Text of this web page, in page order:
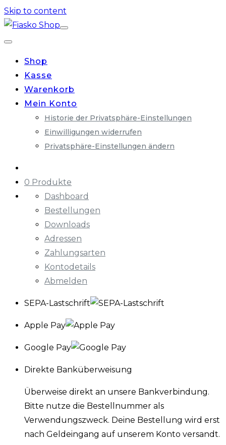
Skip to content
Shop
Kasse
Warenkorb
Mein Konto
Historie der Privatsphäre-Einstellungen
Einwilligungen widerrufen
Privatsphäre-Einstellungen ändern
0 Produkte
Dashboard
Bestellungen
Downloads
Adressen
Zahlungsarten
Kontodetails
Abmelden
SEPA-Lastschrift
Apple Pay
Google Pay
Direkte Banküberweisung
Überweise direkt an unsere Bankverbindung.
Bitte nutze die Bestellnummer als
Verwendungszweck. Deine Bestellung wird erst
nach Geldeingang auf unserem Konto versandt.